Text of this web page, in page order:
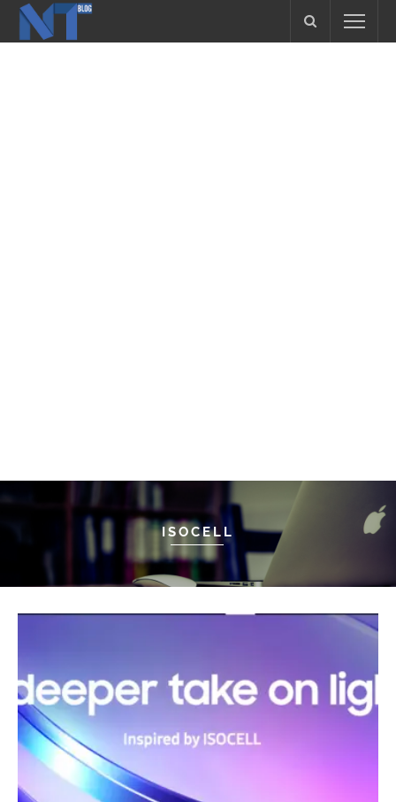
ISOCELL